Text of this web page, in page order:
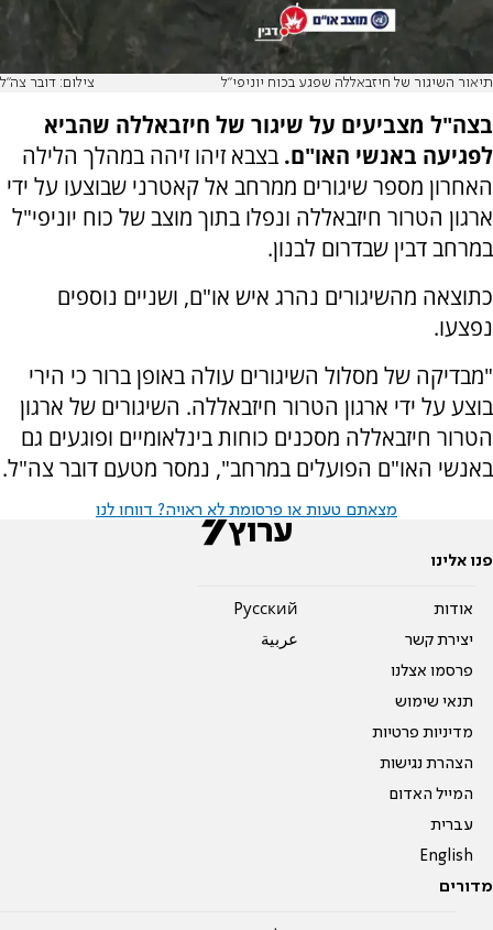
תיאור השיגור של חיזבאללה שפגע בכוח יוניפי"ל צילום: דובר צה"ל
בצה"ל מצביעים על שיגור של חיזבאללה שהביא
לפגיעה באנשי האו"ם. בצבא זיהו זיהה במהלך הלילה
האחרון מספר שיגורים ממרחב אל קאטרני שבוצעו על ידי
ארגון הטרור חיזבאללה ונפלו בתוך מוצב של כוח יוניפי"ל
במרחב דבין שבדרום לבנון.
כתוצאה מהשיגורים נהרג איש או"ם, ושניים נוספים
נפצעו.
"מבדיקה של מסלול השיגורים עולה באופן ברור כי הירי
בוצע על ידי ארגון הטרור חיזבאללה. השיגורים של ארגון
הטרור חיזבאללה מסכנים כוחות בינלאומיים ופוגעים גם
באנשי האו"ם הפועלים במרחב", נמסר מטעם דובר צה"ל.
מצאתם טעות או פרסומת לא ראויה? דווחו לנו
פנו אלינו
אודות
יצירת קשר
פרסמו אצלנו
תנאי שימוש
מדיניות פרטיות
הצהרת נגישות
המייל האדום
עברית
English
Pусский
عربية
מדורים